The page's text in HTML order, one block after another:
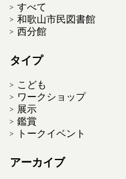
すべて
和歌山市民図書館
西分館
タイプ
こども
ワークショップ
展示
鑑賞
トークイベント
アーカイブ